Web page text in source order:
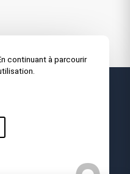
de traitement
une intervention
continuant à parcourir